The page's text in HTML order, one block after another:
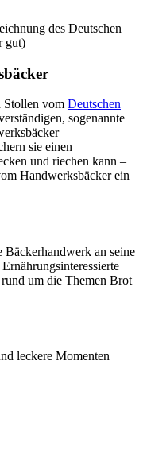
des Deutschen
gut)
Stollen vom Deutschen
sogenannte
sie einen
und riechen kann –
Handwerksbäcker ein
Bäckerhandwerk an seine
um die Themen Brot
leckere Momenten